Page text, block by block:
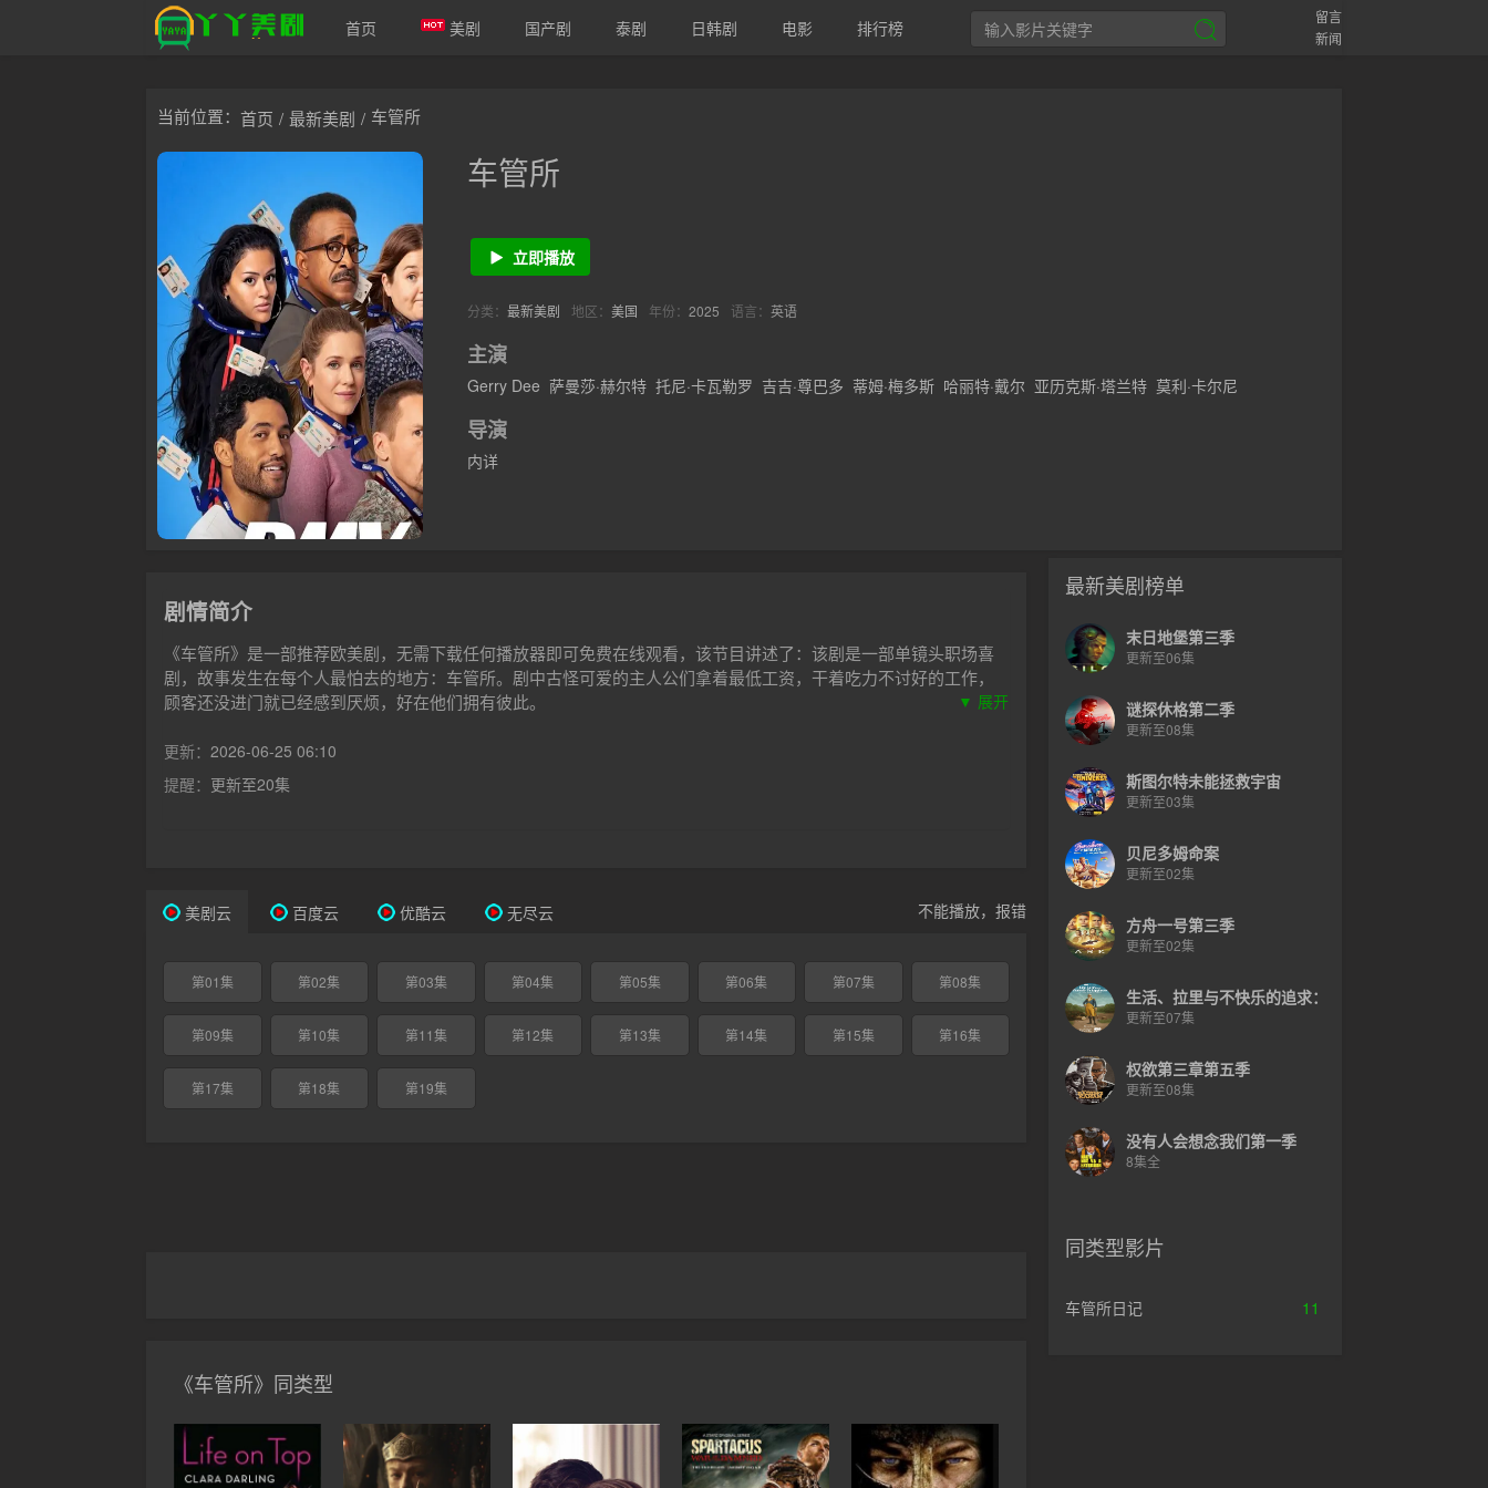
爱美剧
首页 美剧 国产剧 泰剧 日韩剧 电影 排行榜
留言
新闻
当前位置： 首页 / 最新美剧 / 车管所
车管所
立即播放
分类： 最新美剧 地区： 美国 年份： 2025 语言： 英语
主演
Gerry Dee 萨曼莎·赫尔特 托尼·卡瓦勒罗 吉吉·尊巴多 蒂姆·梅多斯 哈丽特·戴尔 亚历克斯·塔兰特 莫利·卡尔尼
导演
内详
剧情简介
《车管所》是一部推荐欧美剧，无需下载任何播放器即可免费在线观看，该节目讲述了：该剧是一部单镜头职场喜
剧，故事发生在每个人最怕去的地方：车管所。剧中古怪可爱的主人公们拿着最低工资，干着吃力不讨好的工作，
顾客还没进门就已经感到厌烦，好在他们拥有彼此。
▼ 展开
更新： 2026-06-25 06:10
提醒： 更新至20集
美剧云 百度云 优酷云 无尽云 不能播放，报错
第01集 第02集 第03集 第04集 第05集 第06集 第07集 第08集
第09集 第10集 第11集 第12集 第13集 第14集 第15集 第16集
第17集 第18集 第19集
《车管所》同类型
最新美剧榜单
末日地堡第三季
更新至06集
谜探休格第二季
更新至08集
斯图尔特未能拯救宇宙
更新至03集
贝尼多姆命案
更新至02集
方舟一号第三季
更新至02集
生活、拉里与不快乐的追求：一部美国史
更新至07集
权欲第三章第五季
更新至08集
没有人会想念我们第一季
8集全
同类型影片
车管所日记 11